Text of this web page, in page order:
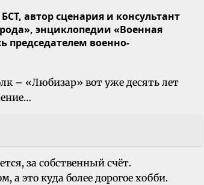
автор сценария и консультант
энциклопедии «Военная
председателем военно-
– «Любизар» вот уже десять лет
за собственный счёт.
а это куда более дорогое хобби.